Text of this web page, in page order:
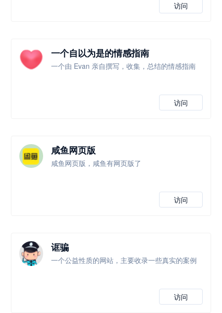
访问
一个自以为是的情感指南
一个由 Evan 亲自撰写，收集，总结的情感指南
访问
咸鱼网页版
咸鱼网页版，咸鱼有网页版了
访问
诓骗
一个公益性质的网站，主要收录一些真实的案例
访问